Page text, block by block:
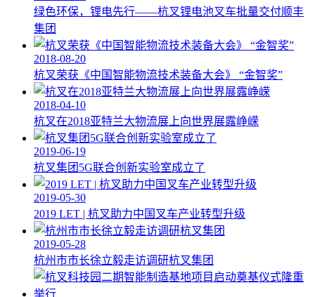
绿色环保，锂电先行——杭叉锂电池叉车批量交付顺丰
集团
2018-08-20
杭叉荣获《中国智能物流技术装备大会》 “金智奖”
2018-04-10
杭叉在2018亚特兰大物流展上向世界展露峥嵘
2019-06-19
杭叉集团5G联合创新实验室成立了
2019-05-30
2019 LET | 杭叉助力中国叉车产业转型升级
2019-05-28
杭州市市长徐立毅走访调研杭叉集团